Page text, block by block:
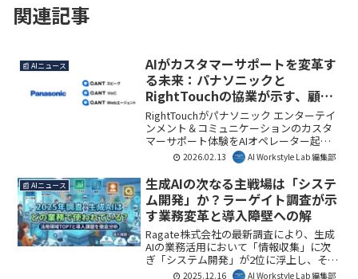
関連記事
📰 AIニュース
AIがカスタマーサポートを変革す
る未来：パナソニックと
RightTouchの協業が示す、顧客
体験と業務効率化の新たな可能性
RightTouchがパナソニック エンターテイ
ンメント＆コミュニケーションのカスタ
マーサポート体験をAIオペレーター起点
で再設計しました。これにより、商品相
談窓口の有人対応が11%抑制され、営業
時間外に5,000件以上の自己解決が実現。
本事例は、AIが顧客体験向上と業務効率
化を両立させる未来をどう形作るかを示
す重要な一歩です。
2026.02.13 AI Workstyle Lab 編集部
📰 AIニュース
生成AIの次なる主戦場は「システ
ム開発」か？ラーゲイト調査が示
す業務変革と導入障壁への解
Ragate株式会社の最新調査により、生成
AIの業務活用において「情報収集」に次
ぎ「システム開発」が2位に浮上し、その
導入障壁は「情報漏洩・セキュリティ」
2025.12.16 AI Workstyle Lab 編集部